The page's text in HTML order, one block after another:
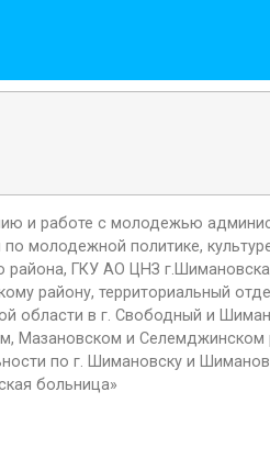
и работе с молодежью
молодежной политике,
района, ГКУ АО ЦНЗ
району, территориальный
области в г. Свободный и
Мазановском и Селемджинском
по г. Шимановску и
больница»